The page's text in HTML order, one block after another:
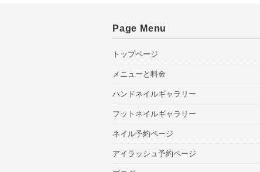
Page Menu
トップページ
メニューと料金
ハンドネイルギャラリー
フットネイルギャラリー
ネイル予約ページ
アイラッシュ予約ページ